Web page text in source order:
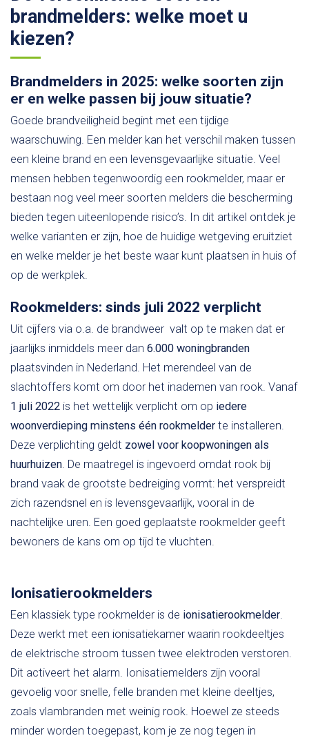
brandmelders: welke moet u
kiezen?
Brandmelders in 2025: welke soorten zijn
er en welke passen bij jouw situatie?
Goede brandveiligheid begint met een tijdige
waarschuwing. Een melder kan het verschil maken tussen
een kleine brand en een levensgevaarlijke situatie. Veel
mensen hebben tegenwoordig een rookmelder, maar er
bestaan nog veel meer soorten melders die bescherming
bieden tegen uiteenlopende risico’s. In dit artikel ontdek je
welke varianten er zijn, hoe de huidige wetgeving eruitziet
en welke melder je het beste waar kunt plaatsen in huis of
op de werkplek.
Rookmelders: sinds juli 2022 verplicht
Uit cijfers via o.a. de brandweer valt op te maken dat er
jaarlijks inmiddels meer dan 6.000 woningbranden
plaatsvinden in Nederland. Het merendeel van de
slachtoffers komt om door het inademen van rook. Vanaf
1 juli 2022 is het wettelijk verplicht om op iedere
woonverdieping minstens één rookmelder te installeren.
Deze verplichting geldt zowel voor koopwoningen als
huurhuizen . De maatregel is ingevoerd omdat rook bij
brand vaak de grootste bedreiging vormt: het verspreidt
zich razendsnel en is levensgevaarlijk, vooral in de
nachtelijke uren. Een goed geplaatste rookmelder geeft
bewoners de kans om op tijd te vluchten.
Ionisatierookmelders
Een klassiek type rookmelder is de ionisatierookmelder
Deze werkt met een ionisatiekamer waarin rookdeeltjes
de elektrische stroom tussen twee elektroden verstoren.
Dit activeert het alarm. Ionisatiemelders zijn vooral
gevoelig voor snelle, felle branden met kleine deeltjes,
zoals vlambranden met weinig rook. Hoewel ze steeds
minder worden toegepast, kom je ze nog tegen in